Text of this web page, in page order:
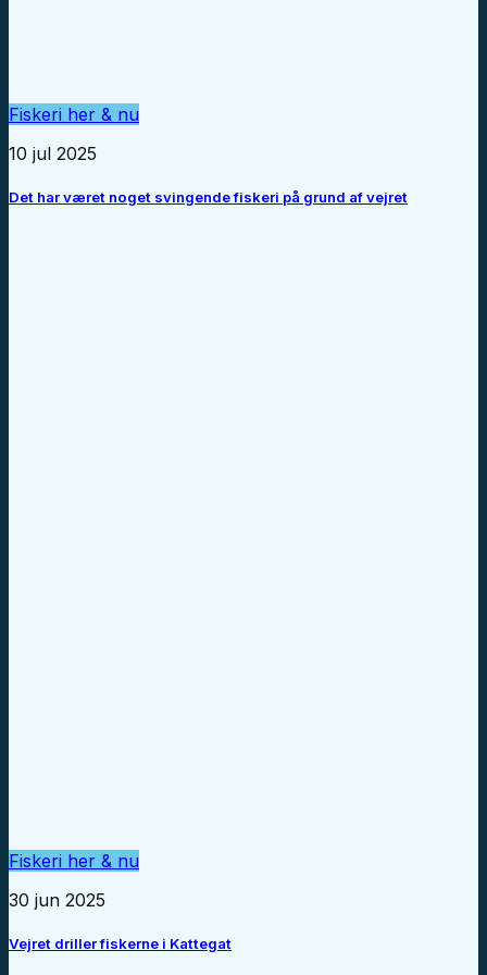
Fiskeri her & nu
10 jul 2025
Det har været noget svingende fiskeri på grund af vejret
Fiskeri her & nu
30 jun 2025
Vejret driller fiskerne i Kattegat